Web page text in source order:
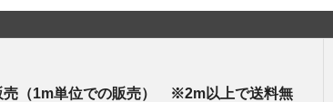
（1m単位での販売） ※2m以上で送料無